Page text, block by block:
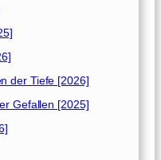
der Tiefe [2026]
Gefallen [2025]